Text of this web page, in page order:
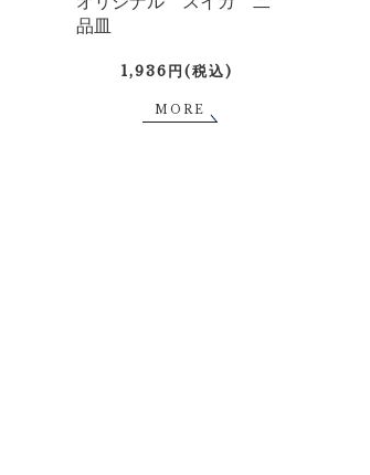
品皿
1,936円(税込)
MORE